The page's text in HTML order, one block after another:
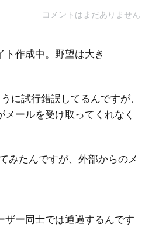
コメントはまだありません
ト作成中。野望は大き
に試行錯誤してるんですが、
ールを受け取ってくれなく
みたんですが、外部からのメ
ザー同士では通過するんです